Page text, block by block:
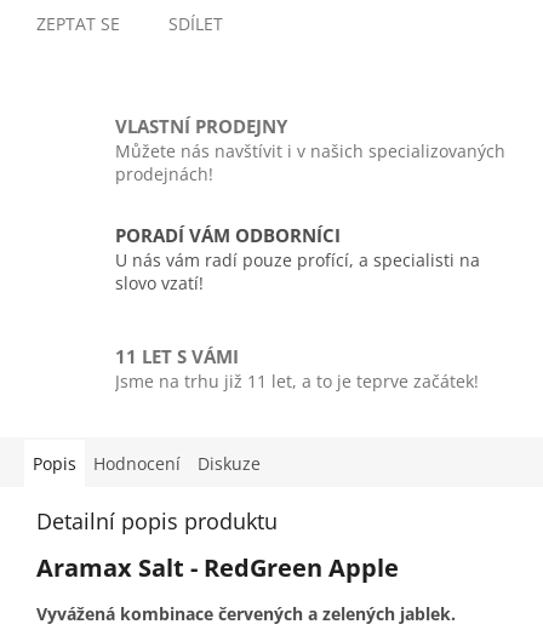
ZEPTAT SE SDÍLET
VLASTNÍ PRODEJNY
Můžete nás navštívit i v našich specializovaných
prodejnách!
PORADÍ VÁM ODBORNÍCI
U nás vám radí pouze profící, a specialisti na
slovo vzatí!
11 LET S VÁMI
Jsme na trhu již 11 let, a to je teprve začátek!
Popis Hodnocení Diskuze
Detailní popis produktu
Aramax Salt - RedGreen Apple
Vyvážená kombinace červených a zelených jablek.